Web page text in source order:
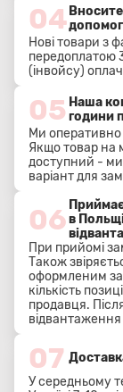
04
Нові товари з
передоплатою
(інвойсу)
05 Наша
години
Ми
Якщо товар на
доступний -
варіант для
06в
При прийомі
Також
оформленим
кількість
продавця.
відвантаження
07
У середньому